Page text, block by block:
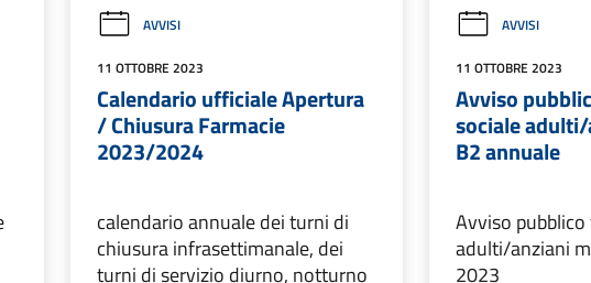
AVVISI
11 OTTOBRE 2023
Calendario ufficiale Apertura
/ Chiusura Farmacie
2023/2024
calendario annuale dei turni di
chiusura infrasettimanale, dei
turni di servizio diurno, notturno
AVVISI
11 OTTOBRE 2023
Avviso
sociale
B2 annuale
Avviso
adulti/anziani
2023